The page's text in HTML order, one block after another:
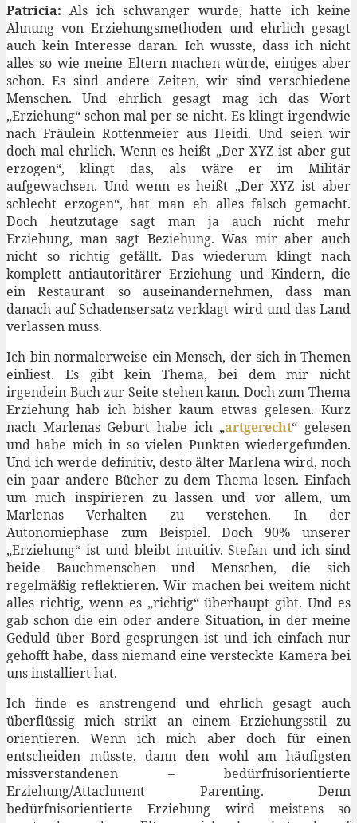
Patricia: Als ich schwanger wurde, hatte ich keine
Ahnung von Erziehungsmethoden und ehrlich gesagt
auch kein Interesse daran. Ich wusste, dass ich nicht
alles so wie meine Eltern machen würde, einiges aber
schon. Es sind andere Zeiten, wir sind verschiedene
Menschen. Und ehrlich gesagt mag ich das Wort
„Erziehung“ schon mal per se nicht. Es klingt irgendwie
nach Fräulein Rottenmeier aus Heidi. Und seien wir
doch mal ehrlich. Wenn es heißt „Der XYZ ist aber gut
erzogen“, klingt das, als wäre er im Militär
aufgewachsen. Und wenn es heißt „Der XYZ ist aber
schlecht erzogen“, hat man eh alles falsch gemacht.
Doch heutzutage sagt man ja auch nicht mehr
Erziehung, man sagt Beziehung. Was mir aber auch
nicht so richtig gefällt. Das wiederum klingt nach
komplett antiautoritärer Erziehung und Kindern, die
ein Restaurant so auseinandernehmen, dass man
danach auf Schadensersatz verklagt wird und das Land
verlassen muss.
Ich bin normalerweise ein Mensch, der sich in Themen
einliest. Es gibt kein Thema, bei dem mir nicht
irgendein Buch zur Seite stehen kann. Doch zum Thema
Erziehung hab ich bisher kaum etwas gelesen. Kurz
nach Marlenas Geburt habe ich „artgerecht“ gelesen
und habe mich in so vielen Punkten wiedergefunden.
Und ich werde definitiv, desto älter Marlena wird, noch
ein paar andere Bücher zu dem Thema lesen. Einfach
um mich inspirieren zu lassen und vor allem, um
Marlenas Verhalten zu verstehen. In der
Autonomiephase zum Beispiel. Doch 90% unserer
„Erziehung“ ist und bleibt intuitiv. Stefan und ich sind
beide Bauchmenschen und Menschen, die sich
regelmäßig reflektieren. Wir machen bei weitem nicht
alles richtig, wenn es „richtig“ überhaupt gibt. Und es
gab schon die ein oder andere Situation, in der meine
Geduld über Bord gesprungen ist und ich einfach nur
gehofft habe, dass niemand eine versteckte Kamera bei
uns installiert hat.
Ich finde es anstrengend und ehrlich gesagt auch
überflüssig mich strikt an einem Erziehungsstil zu
orientieren. Wenn ich mich aber doch für einen
entscheiden müsste, dann den wohl am häufigsten
missverstandenen – bedürfnisorientierte
Erziehung/Attachment Parenting. Denn
bedürfnisorientierte Erziehung wird meistens so